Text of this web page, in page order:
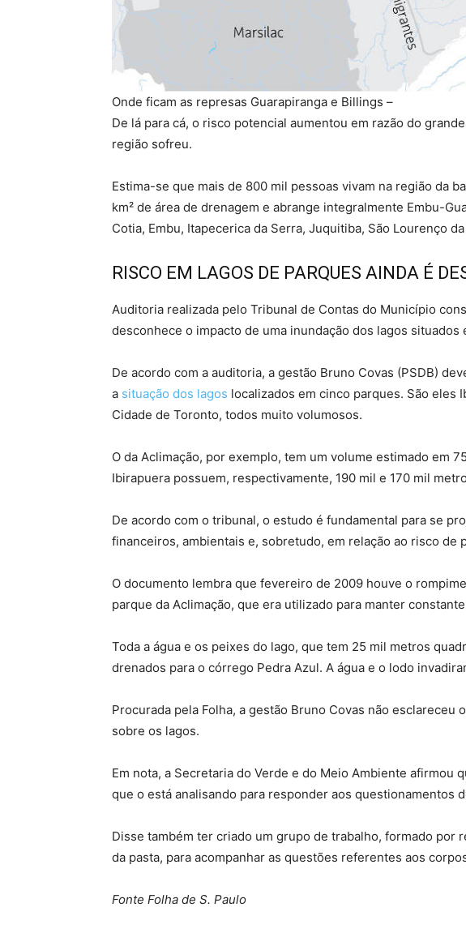
Onde ficam as represas Guarapiranga e Billings –
De lá para cá, o risco potencial aumentou em razão do
região sofreu.
Estima-se que mais de 800 mil pessoas vivam na região da
km² de área de drenagem e abrange integralmente Embu-
Cotia, Embu, Itapecerica da Serra, Juquitiba, São Lourenço
RISCO EM LAGOS DE PARQUES AINDA É
Auditoria realizada pelo Tribunal de Contas do Município
desconhece o impacto de uma inundação dos lagos
De acordo com a auditoria, a gestão Bruno Covas (PSDB)
a situação dos lagos localizados em cinco parques. São eles
Cidade de Toronto, todos muito volumosos.
O da Aclimação, por exemplo, tem um volume estimado em
Ibirapuera possuem, respectivamente, 190 mil e 170 mil
De acordo com o tribunal, o estudo é fundamental para se
financeiros, ambientais e, sobretudo, em relação ao risco de
O documento lembra que fevereiro de 2009 houve o
parque da Aclimação, que era utilizado para manter
Toda a água e os peixes do lago, que tem 25 mil metros
drenados para o córrego Pedra Azul. A água e o lodo
Procurada pela Folha, a gestão Bruno Covas não esclareceu
sobre os lagos.
Em nota, a Secretaria do Verde e do Meio Ambiente afirmou
que o está analisando para responder aos questionamentos
Disse também ter criado um grupo de trabalho, formado por
da pasta, para acompanhar as questões referentes aos
Fonte Folha de S. Paulo